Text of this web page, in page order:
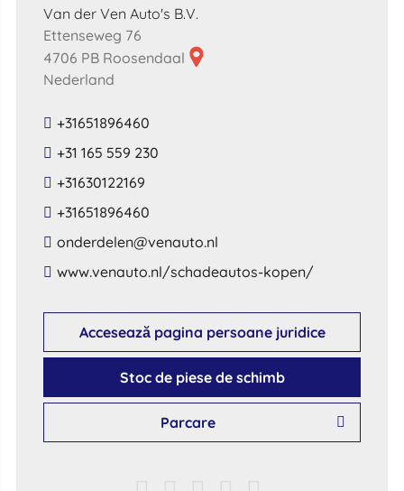
Van der Ven Auto's B.V.
Ettenseweg 76
4706 PB Roosendaal
Nederland
+31651896460
+31 165 559 230
+31630122169
+31651896460
​onderdelen​@​venauto​.​nl​
​www​.​venauto​.​nl​/​schadeautos​-​kopen​/
Accesează pagina persoane juridice
Stoc de piese de schimb
Parcare